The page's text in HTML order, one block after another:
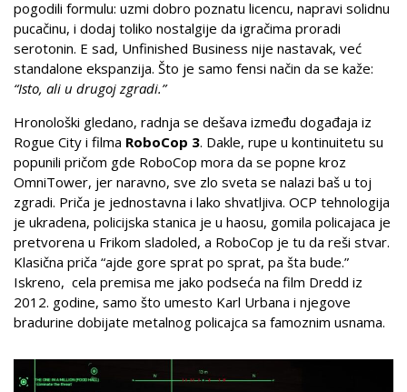
pogodili formulu: uzmi dobro poznatu licencu, napravi solidnu
pucačinu, i dodaj toliko nostalgije da igračima proradi
serotonin. E sad, Unfinished Business nije nastavak, već
standalone ekspanzija. Što je samo fensi način da se kaže:
“Isto, ali u drugoj zgradi.”
Hronološki gledano, radnja se dešava između događaja iz
Rogue City i filma RoboCop 3. Dakle, rupe u kontinuitetu su
popunili pričom gde RoboCop mora da se popne kroz
OmniTower, jer naravno, sve zlo sveta se nalazi baš u toj
zgradi. Priča je jednostavna i lako shvatljiva. OCP tehnologija
je ukradena, policijska stanica je u haosu, gomila policajaca je
pretvorena u Frikom sladoled, a RoboCop je tu da reši stvar.
Klasična priča “ajde gore sprat po sprat, pa šta bude.”
Iskreno, cela premisa me jako podseća na film Dredd iz
2012. godine, samo što umesto Karl Urbana i njegove
bradurine dobijate metalnog policajca sa famoznim usnama.